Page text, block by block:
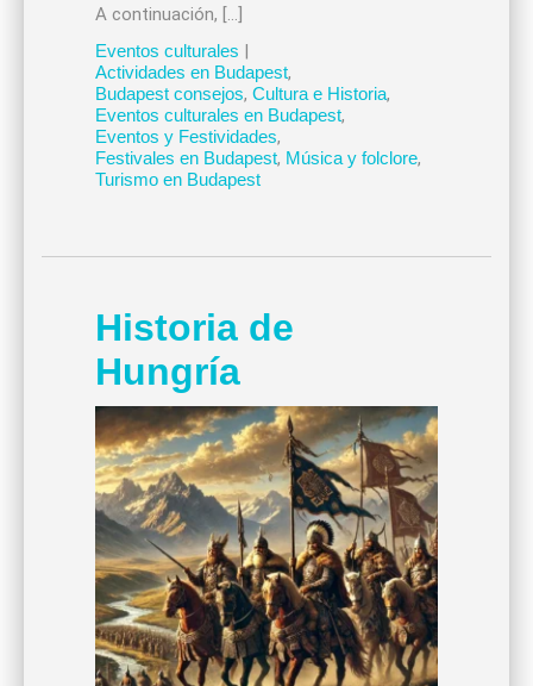
A continuación, […]
Eventos culturales |
Actividades en Budapest,
Budapest consejos, Cultura e Historia,
Eventos culturales en Budapest,
Eventos y Festividades,
Festivales en Budapest, Música y folclore,
Turismo en Budapest
Historia de
Hungría